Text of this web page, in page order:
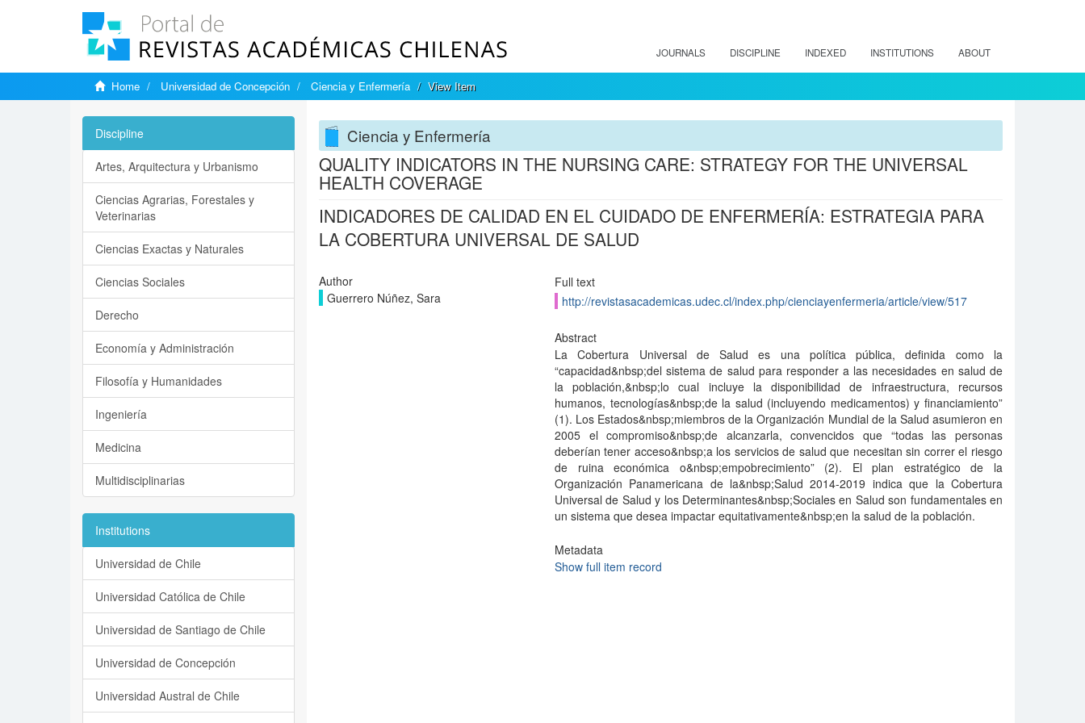
JOURNALS DISCIPLINE INDEXED INSTITUTIONS ABOUT
Home Universidad de Concepción Ciencia y Enfermería View Item
Ciencia y Enfermería
QUALITY INDICATORS IN THE NURSING CARE: STRATEGY FOR THE UNIVERSAL
HEALTH COVERAGE
INDICADORES DE CALIDAD EN EL CUIDADO DE ENFERMERÍA: ESTRATEGIA PARA
LA COBERTURA UNIVERSAL DE SALUD
Author
Guerrero Núñez, Sara
Full text
http://revistasacademicas.udec.cl/index.php/cienciayenfermeria/article/view/517
Abstract
La Cobertura Universal de Salud es una política pública, definida como la
“capacidad&nbsp;del sistema de salud para responder a las necesidades en salud de
la población,&nbsp;lo cual incluye la disponibilidad de infraestructura, recursos
humanos, tecnologías&nbsp;de la salud (incluyendo medicamentos) y financiamiento”
(1). Los Estados&nbsp;miembros de la Organización Mundial de la Salud asumieron en
2005 el compromiso&nbsp;de alcanzarla, convencidos que “todas las personas
deberían tener acceso&nbsp;a los servicios de salud que necesitan sin correr el riesgo
de ruina económica o&nbsp;empobrecimiento” (2). El plan estratégico de la
Organización Panamericana de la&nbsp;Salud 2014-2019 indica que la Cobertura
Universal de Salud y los Determinantes&nbsp;Sociales en Salud son fundamentales en
un sistema que desea impactar equitativamente&nbsp;en la salud de la población.
Metadata
Show full item record
Discipline
Artes, Arquitectura y Urbanismo
Ciencias Agrarias, Forestales y
Veterinarias
Ciencias Exactas y Naturales
Ciencias Sociales
Derecho
Economía y Administración
Filosofía y Humanidades
Ingeniería
Medicina
Multidisciplinarias
Institutions
Universidad de Chile
Universidad Católica de Chile
Universidad de Santiago de Chile
Universidad de Concepción
Universidad Austral de Chile